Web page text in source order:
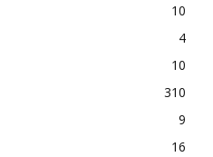
10
4
10
310
9
16